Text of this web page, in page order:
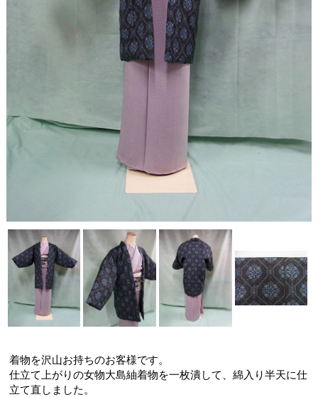
着物を沢山お持ちのお客様です。
仕立て上がりの女物大島紬着物を一枚潰して、綿入り半天に仕
立て直しました。